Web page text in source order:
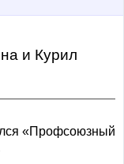
и Курил
«Профсоюзный